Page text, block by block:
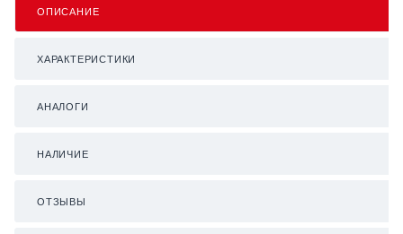
ОПИСАНИЕ
ХАРАКТЕРИСТИКИ
АНАЛОГИ
НАЛИЧИЕ
ОТЗЫВЫ